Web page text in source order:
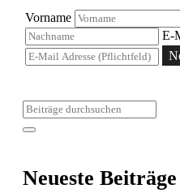
Vorname
E-
Neueste Beiträge